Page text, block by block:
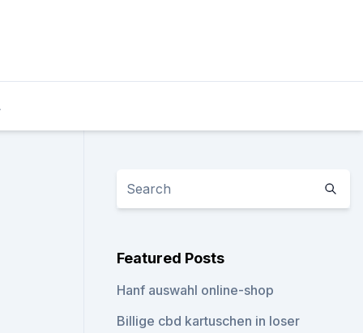
Featured Posts
Hanf auswahl online-shop
Billige cbd kartuschen in loser